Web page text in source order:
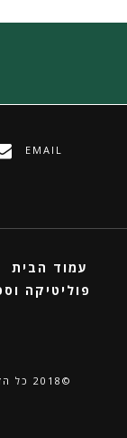
EMAIL
עמוד הבית
פוליטיקה